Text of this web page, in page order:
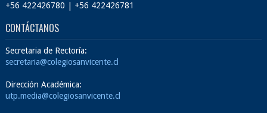
+56 422426780 | +56 422426781
CONTÁCTANOS
Secretaria de Rectoría:
secretaria@colegiosanvicente.cl
Dirección Académica:
utp.media@colegiosanvicente.cl